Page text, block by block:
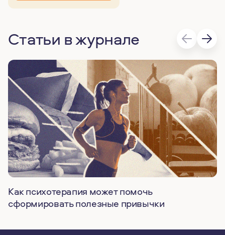
Статьи в журнале
Как психотерапия может помочь
сформировать полезные привычки